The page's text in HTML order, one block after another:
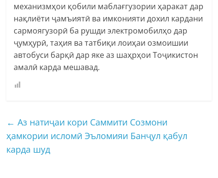
механизмҳои қобили маблағгузории ҳаракат дар
нақлиёти ҷамъиятӣ ва имконияти дохил кардани
сармоягузорӣ ба рушди электромобилҳо дар
ҷумҳурӣ, таҳия ва татбиқи лоиҳаи озмоишии
автобуси барқӣ дар яке аз шаҳрҳои Тоҷикистон
амалӣ карда мешавад.
← Аз натиҷаи кори Саммити Созмони
ҳамкории исломӣ Эъломияи Банҷул қабул
карда шуд